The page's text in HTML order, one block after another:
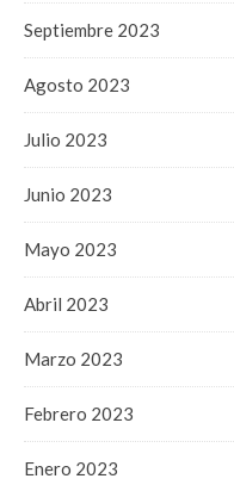
Septiembre 2023
Agosto 2023
Julio 2023
Junio 2023
Mayo 2023
Abril 2023
Marzo 2023
Febrero 2023
Enero 2023